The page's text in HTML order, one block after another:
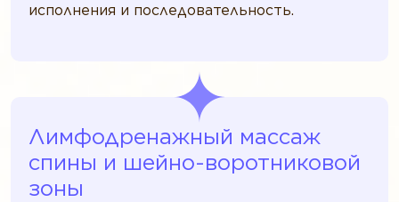
исполнения и последовательность.
Лимфодренажный массаж
спины и шейно-воротниковой
зоны